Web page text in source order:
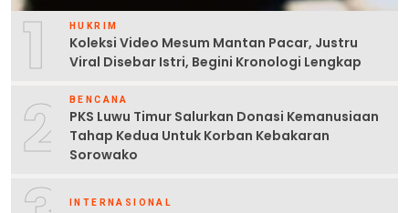
1 HUKRIM
Koleksi Video Mesum Mantan Pacar, Justru
Viral Disebar Istri, Begini Kronologi Lengkap
2 BENCANA
PKS Luwu Timur Salurkan Donasi Kemanusiaan
Tahap Kedua Untuk Korban Kebakaran
Sorowako
INTERNASIONAL